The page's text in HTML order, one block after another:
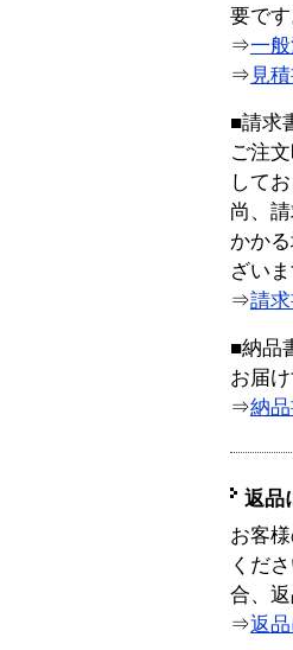
要です
⇒一
⇒ 見
■請求
ご注
してお
尚、
かか
ざいま
⇒請
■納品
お届
⇒納
返品
お客
くだ
合、
⇒返